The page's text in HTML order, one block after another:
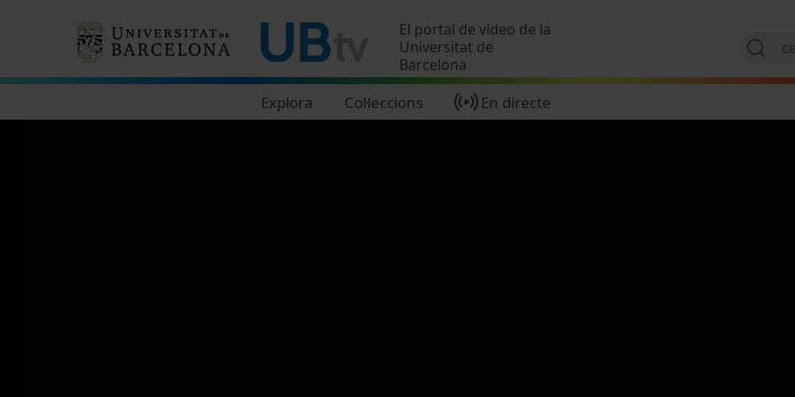
El portal de vídeo de la
Universitat de
Barcelona
Explora Col·leccions En directe